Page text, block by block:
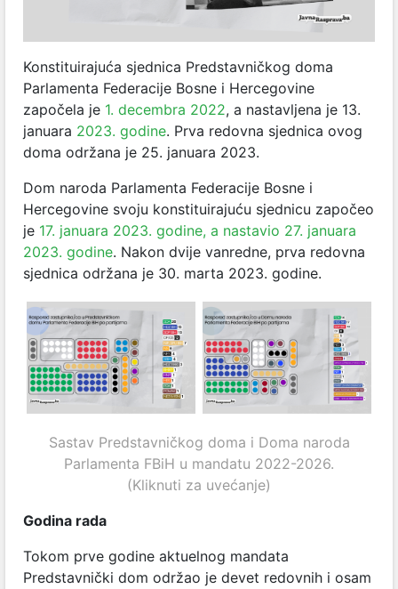
Konstituirajuća sjednica Predstavničkog doma
Parlamenta Federacije Bosne i Hercegovine
započela je 1. decembra 2022, a nastavljena je 13.
januara 2023. godine. Prva redovna sjednica ovog
doma održana je 25. januara 2023.
Dom naroda Parlamenta Federacije Bosne i
Hercegovine svoju konstituirajuću sjednicu započeo
je 17. januara 2023. godine, a nastavio 27. januara
2023. godine. Nakon dvije vanredne, prva redovna
sjednica održana je 30. marta 2023. godine.
Sastav Predstavničkog doma i Doma naroda
Parlamenta FBiH u mandatu 2022-2026.
(Kliknuti za uvećanje)
Godina rada
Tokom prve godine aktuelnog mandata
Predstavnički dom održao je devet redovnih i osam